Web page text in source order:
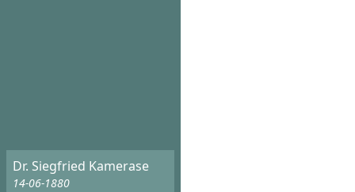
Dr. Siegfried Kamerase
14-06-1880